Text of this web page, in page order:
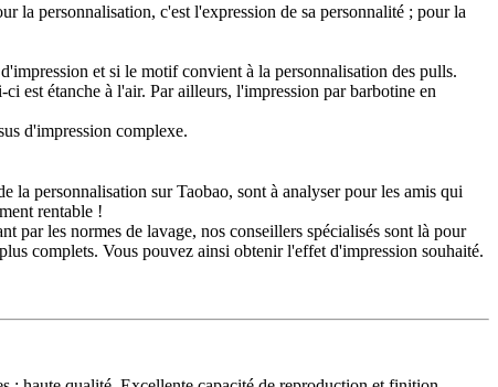
la personnalisation, c'est l'expression de sa personnalité ; pour la
et si le motif convient à la personnalisation des pulls.
est étanche à l'air. Par ailleurs, l'impression par barbotine en
d'impression complexe.
la personnalisation sur Taobao, sont à analyser pour les amis qui
rentable !
par les normes de lavage, nos conseillers spécialisés sont là pour
complets. Vous pouvez ainsi obtenir l'effet d'impression souhaité.